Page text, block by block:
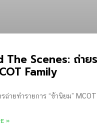
The Scenes: ถ่าย
Family
รถ่ายทำรายการ “ข้านิยม”
»